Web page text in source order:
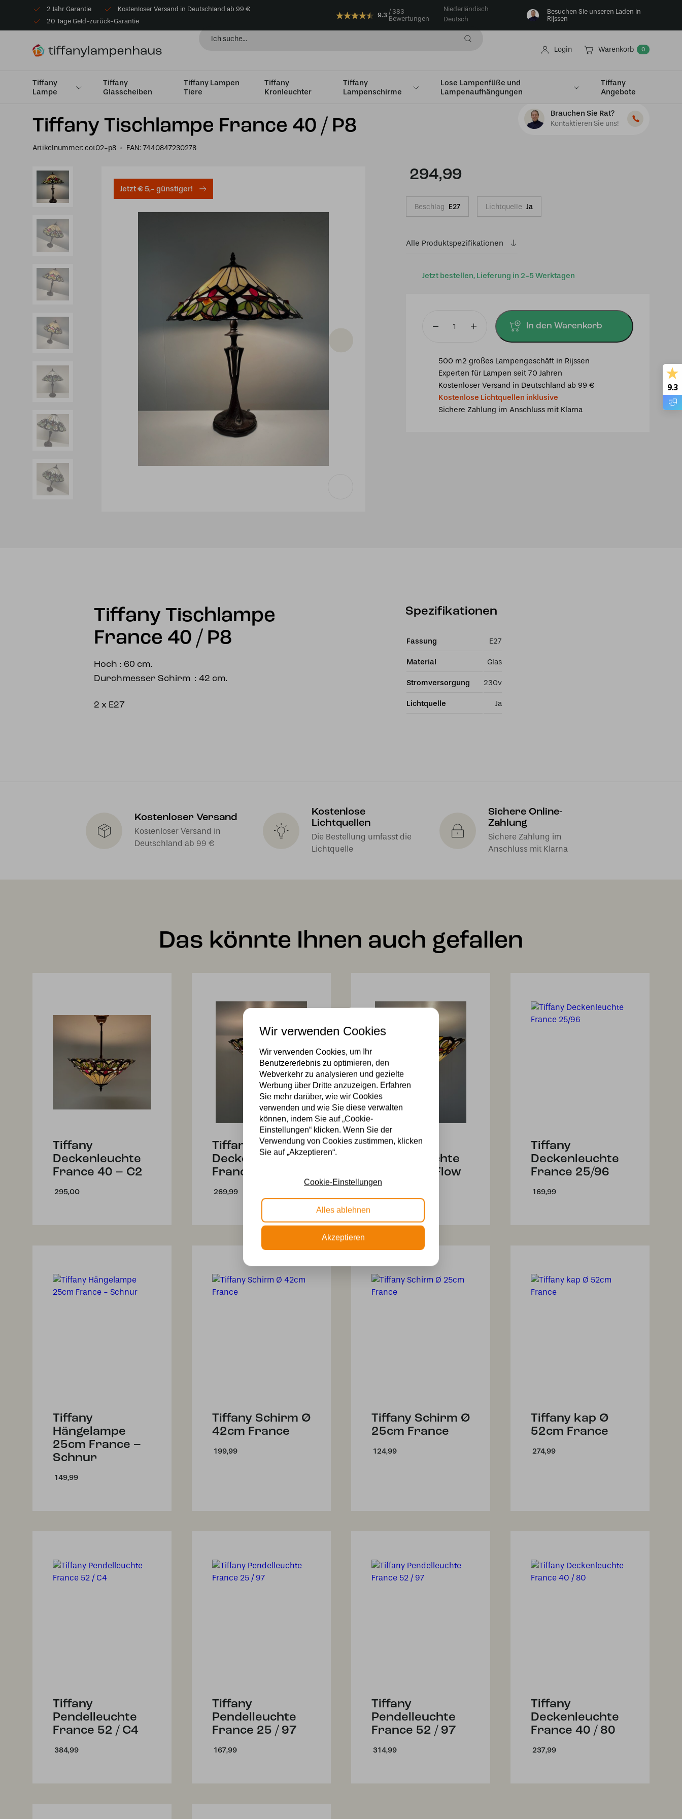
2 Jahr Garantie
Kostenloser Versand in Deutschland ab 99 €
20 Tage Geld-zurück-Garantie
9.3
383
Bewertungen
Niederländisch
Deutsch
Besuchen Sie unseren Laden in
Rijssen
Login Warenkorb 0
Tiffany
Lampe
Tiffany
Glasscheiben
Tiffany Lampen
Tiere
Tiffany
Kronleuchter
Tiffany
Lampenschirme
Lose Lampenfüße und
Lampenaufhängungen
Tiffany
Angebote
Startseite Tiffany Tischlampe Tischlampen Medium Ø36 - Ø49cm Tiffany Tischlampe France 40 / P8
Tiffany Tischlampe France 40 / P8
Artikelnummer: cot02-p8 EAN: 7440847230278
Brauchen Sie Rat?
Kontaktieren Sie uns!
Jetzt € 5,- günstiger!
Jetzt bestellen, Lieferung in 2-5 Werktagen
294,99
Beschlag E27 Lichtquelle Ja
Alle Produktspezifikationen
Menge
In den Warenkorb
500 m2 großes Lampengeschäft in Rijssen
Experten für Lampen seit 70 Jahren
Kostenloser Versand in Deutschland ab 99 €
Kostenlose Lichtquellen inklusive
Sichere Zahlung im Anschluss mit Klarna
Tiffany Tischlampe
France 40 / P8
Hoch : 60 cm.
Durchmesser Schirm : 42 cm.
2 x E27
Spezifikationen
Fassung E27
Material Glas
Stromversorgung 230v
Lichtquelle Ja
Kostenloser Versand
Kostenloser Versand in
Deutschland ab 99 €
Kostenlose
Lichtquellen
Die Bestellung umfasst die
Lichtquelle
Sichere Online-
Zahlung
Sichere Zahlung im
Anschluss mit Klarna
Das könnte Ihnen auch gefallen
Tiffany
Deckenleuchte
France 40 – C2
295,00
Tiffany
Deckenleuchte
France 40/ Flow
269,99
Tiffany
Deckenleuchte
France 52 Flow
Tiffany
Deckenleuchte
France 25/96
169,99
Tiffany
Hängelampe
25cm France –
Schnur
149,99
Tiffany Schirm Ø
42cm France
199,99
Tiffany Schirm Ø
25cm France
124,99
Tiffany kap Ø
52cm France
274,99
Tiffany
Pendelleuchte
France 52 / C4
384,99
Tiffany
Pendelleuchte
France 25 / 97
167,99
Tiffany
Pendelleuchte
France 52 / 97
314,99
Tiffany
Deckenleuchte
France 40 / 80
237,99
9.3
Wir verwenden Cookies
Wir verwenden Cookies, um Ihr
Benutzererlebnis zu optimieren, den
Webverkehr zu analysieren und gezielte
Werbung über Dritte anzuzeigen. Erfahren
Sie mehr darüber, wie wir Cookies
verwenden und wie Sie diese verwalten
können, indem Sie auf „Cookie-
Einstellungen“ klicken. Wenn Sie der
Verwendung von Cookies zustimmen, klicken
Sie auf „Akzeptieren“.
Cookie-Einstellungen
Alles ablehnen
Akzeptieren